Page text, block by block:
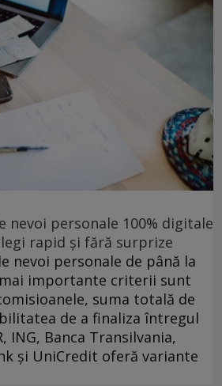
nevoi personale 100% digitale
rapid și fără surprize
nevoi personale de până la
mai importante criterii sunt
suma totală de
de a finaliza întregul
ING, Banca Transilvania,
și UniCredit oferă variante